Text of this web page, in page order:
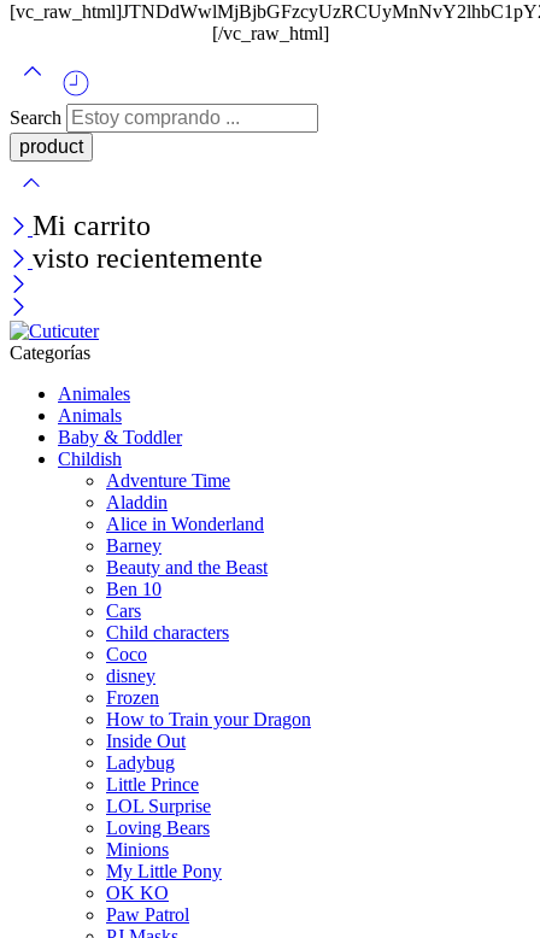
[/vc_raw_html]
Search
Mi carrito
visto recientemente
Categorías
Animales
Animals
Baby & Toddler
Childish
Adventure Time
Aladdin
Alice in Wonderland
Barney
Beauty and the Beast
Ben 10
Cars
Child characters
Coco
disney
Frozen
How to Train your Dragon
Inside Out
Ladybug
Little Prince
LOL Surprise
Loving Bears
Minions
My Little Pony
OK KO
Paw Patrol